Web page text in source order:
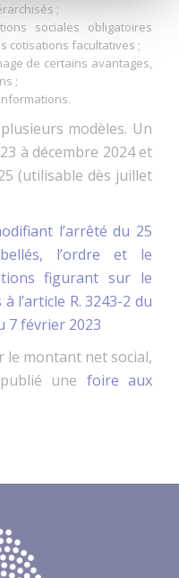
;
sociales obligatoires
cotisations facultatives ;
de certains avantages,
;
modèles. Un
à décembre 2024 et
(utilisable dès juillet
l’arrêté du 25
l’ordre et le
figurant sur le
l’article R. 3243-2 du
7 février 2023
le montant net social,
une foire aux